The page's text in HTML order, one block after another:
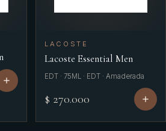
LACOSTE
Lacoste Essential Men
EDT · 75ML · EDT · Amaderada
$ 270.000